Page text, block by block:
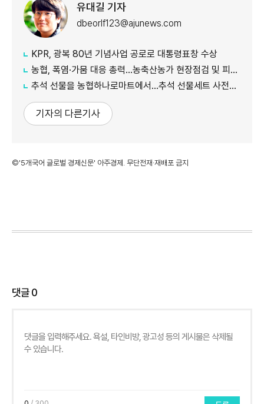
유대길 기자
dbeorlf123@ajunews.com
KPR, 광복 80년 기념사업 공로로 대통령표창 수상
농협, 폭염·가뭄 대응 총력...농축산농가 현장점검 및 피해 예방 강화
추석 선물을 농협하나로마트에서…추석 선물세트 사전예약 실시
기자의 다른기사
©'5개국어 글로벌 경제신문' 아주경제. 무단전재·재배포 금지
댓글0